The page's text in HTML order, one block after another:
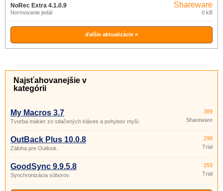
NoRec Extra 4.1.0.9
Normovanie jedál
Shareware
0 kB
ďalšie aktualizácie »
Najsťahovanejšie v
kategórii
My Macros 3.7
Tvorba makier zo stlačených kláves a pohybov myši.
389
Shareware
OutBack Plus 10.0.8
Záloha pre Outlook.
298
Trial
GoodSync 9.9.5.8
Synchronizácia súborov.
293
Trial